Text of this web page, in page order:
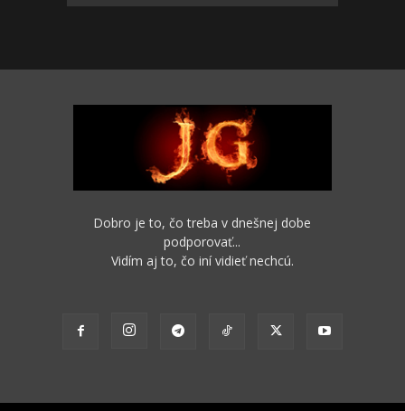
Dobro je to, čo treba v dnešnej dobe
podporovať...
Vidím aj to, čo iní vidieť nechcú.